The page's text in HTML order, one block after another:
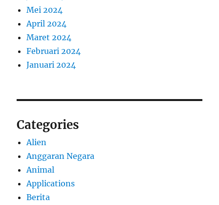
Mei 2024
April 2024
Maret 2024
Februari 2024
Januari 2024
Categories
Alien
Anggaran Negara
Animal
Applications
Berita